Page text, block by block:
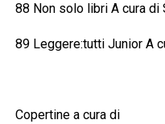
88 Non solo libri A cura di
89 Leggere:tutti Junior A
Copertine a cura di